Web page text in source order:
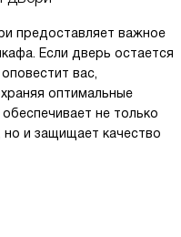
предоставляет важное
Если дверь остается
вас,
оптимальные
не только
но и защищает качество